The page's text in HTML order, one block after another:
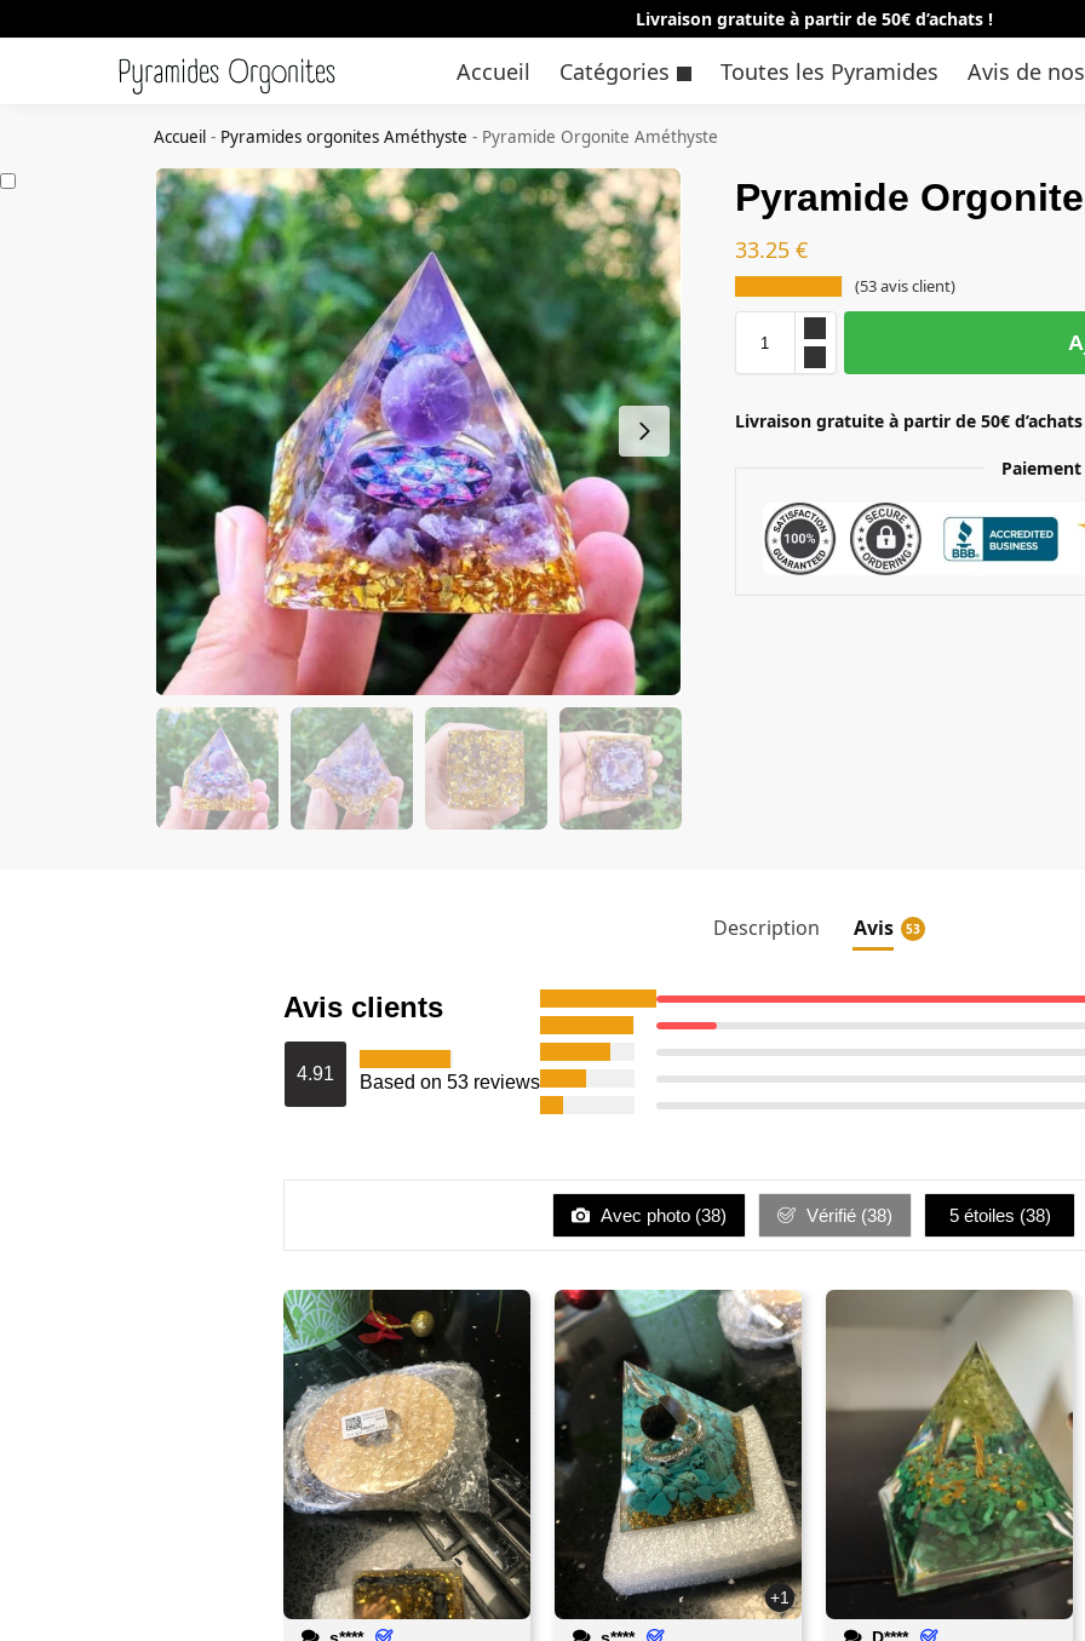
Livraison gratuite à partir de 50€ d’achats !
Accueil Catégories Toutes les Pyramides Avis de
Accueil - Pyramides orgonites Améthyste - Pyramide Orgonite Améthyste
Pyramide
33.25 €
(53avis client)
Livraison gratuite à partir de 50€ d’achats
Description Avis 53
Avis clients
4.91 Based on 53 reviews
Avec photo (38) Vérifié (38) 5 étoiles (38)
s****
+1
s**** D****